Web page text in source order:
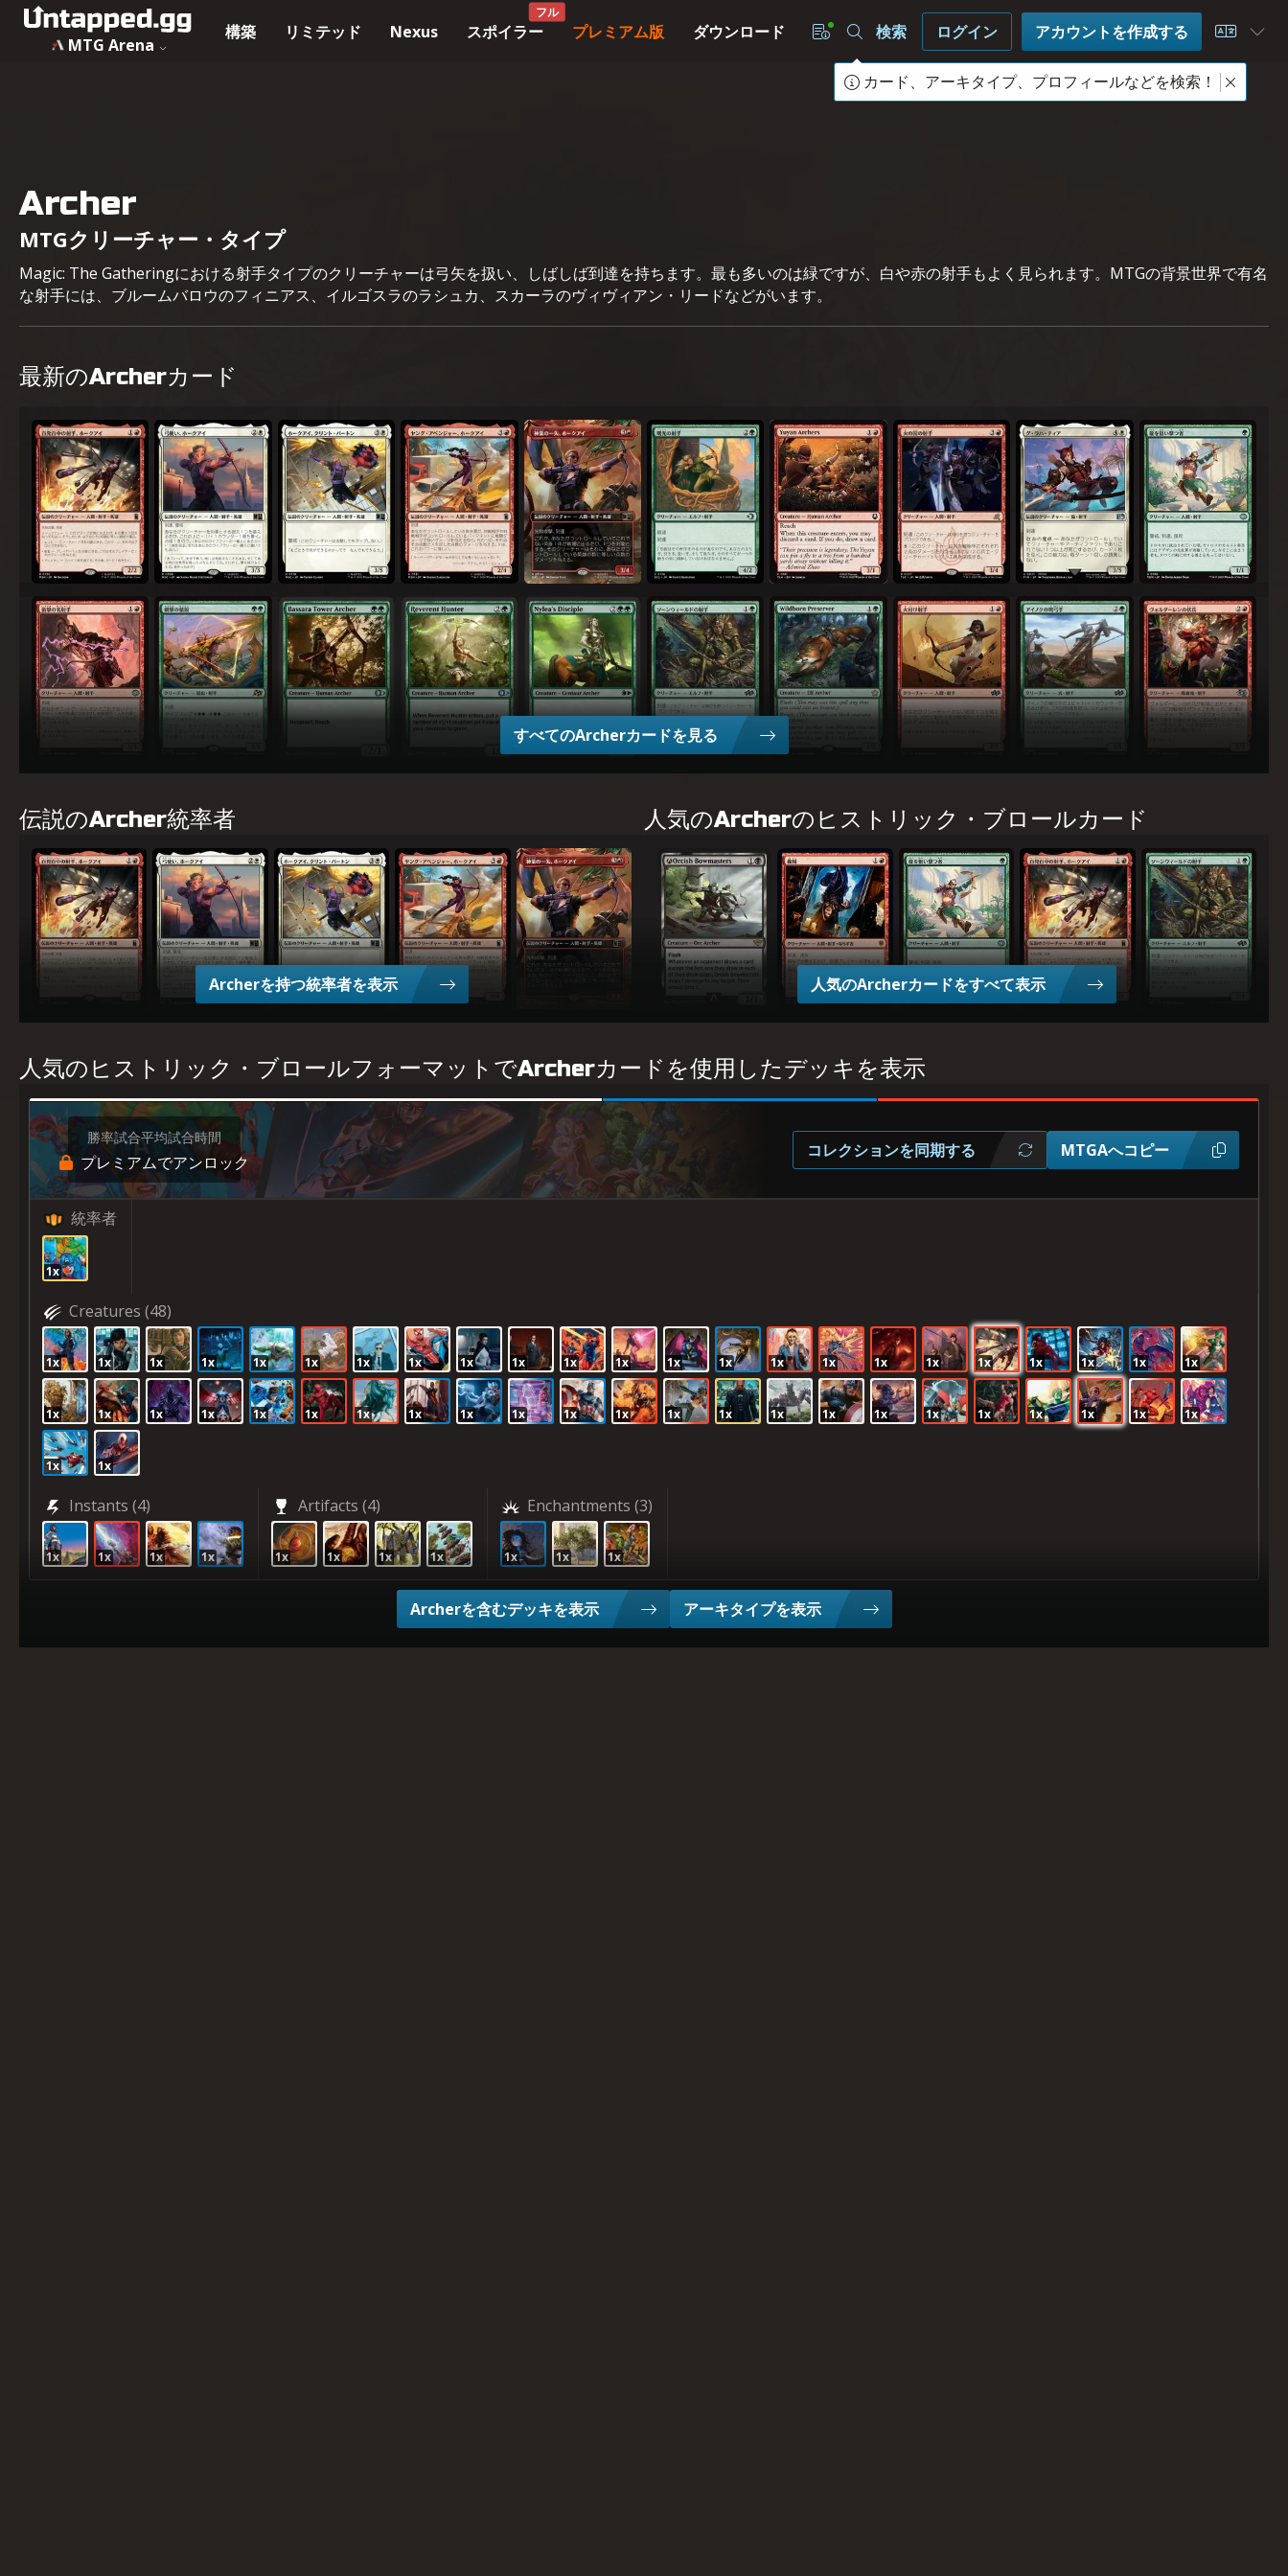
MTG Arena
構築 リミテッド Nexus スポイラー
フル
プレミアム版 ダウンロード 検索
カード、アーキタイプ、プロフィールなどを検索！
ログイン アカウントを作成する Choose
Archer
MTGクリーチャー・タイプ
Magic: The Gatheringにおける射手タイプのクリーチャーは弓矢を扱い、しばしば到達を持ちます。最も多いのは緑ですが、白や赤の射手もよく見られます。MTGの背景世界で有名
な射手には、ブルームバロウのフィニアス、イルゴスラのラシュカ、スカーラのヴィヴィアン・リードなどがいます。
最新のArcherカード
百(ひゃっ)発(ぱつ)百(ひゃく)中(ちゅう)の射(しゃ)手(しゅ)、ホークアイ
弓(ゆみ)使(つか)い、ホークアイホークアイ、クリント・バートンヤング・アベンジャー、ホークアイ神(かみ)業(わざ)の一(いっ)矢(し)、ホークアイ曙(しょ)光(こう)の射(しゃ)手(しゅ)ユーヤン弓(ゆみ)矢(や)隊(たい) 火(ひ)の国(くに)の射(しゃ)手(しゅ)グ・ラハ・ティア 龍(りゅう)を狙(ねら)い撃(う)つ者(
衝(しょう)撃(げき)の名(めい)射(しゃ)手(しゅ)網(もう)撃(げき)の精(せい)鋭(えい)バサーラ塔(とう)の弓(ゆみ)兵(へい)恭(うやうや)しき狩人(かりゅうど)ナイレアの信(しん)奉(ぽう)者(しゃ)ソーンウィールドの射(しゃ)手(しゅ)僻(へき)境(きょう)生(う)まれの保(ほ)護(ご)者(しゃ)
火(ひ)付(つ)け射(しゃ)手(しゅ) アイノクの弩(ど)弓(きゅう)手(しゅ)ヴォルダーレンの伏(ふく)兵(へい)
すべてのArcherカードを見る
伝説のArcher統率者
百(ひゃっ)発(ぱつ)百(ひゃく)中(ちゅう)の射(しゃ)手(しゅ)、ホークアイ
弓(ゆみ)使(つか)い、ホークアイホークアイ、クリント・バートンヤング・アベンジャー、ホークアイ神(かみ)業(わざ)の一(いっ)矢(し)、ホークアイ
Archerを持つ統率者を表示
人気のArcherのヒストリック・ブロールカード
A-オークの弓(ゆみ)使(つか)い 義(ぎ)賊(ぞく) 龍(りゅう)を狙(ねら)い撃(う)つ者(もの)百(ひゃっ)発(ぱつ)百(ひゃく)中(ちゅう)の射(しゃ)手(しゅ)、ホーク
ソーンウィールドの射(しゃ)手(しゅ
人気のArcherカードをすべて表示
人気のヒストリック・ブロールフォーマットでArcherカードを使用したデッキを表示
勝率試合平均試合時間
プレミアムでアンロック
コレクションを同期する MTGAへコピー
統率者
1x
Creatures (48)
1x 1x 1x 1x 1x 1x 1x 1x 1x 1x 1x 1x 1x 1x 1x 1x 1x 1x 1x 1x 1x 1x 1x
1x 1x 1x 1x 1x 1x 1x 1x 1x 1x 1x 1x 1x 1x 1x 1x 1x 1x 1x 1x 1x 1x 1x
1x 1x
Instants (4)
1x 1x 1x 1x
Artifacts (4)
1x 1x 1x 1x
Enchantments (3)
1x 1x 1x
Archerを含むデッキを表示 アーキタイプを表示